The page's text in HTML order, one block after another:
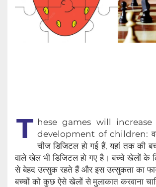
T hese games will
development of children:
चीज डिजिटल हो गई हैं, यहां तक की
वाले खेल भी डिजिटल हो गए है। बच्चे खेलों के
से बेहद उत्सुक रहते हैं और इस उत्सुकता का
बच्चों को कुछ ऐसे खेलों से मुलाकात करवाना